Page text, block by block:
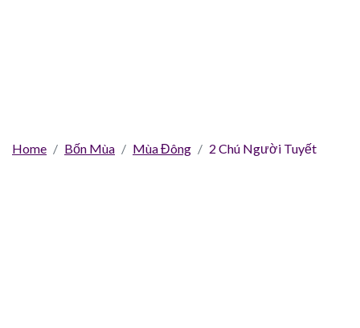
Home Bốn Mùa Mùa Đông 2 Chú Người Tuyết